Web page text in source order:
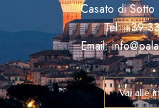
Casato di
Tel: +39
Email:
Vai alle